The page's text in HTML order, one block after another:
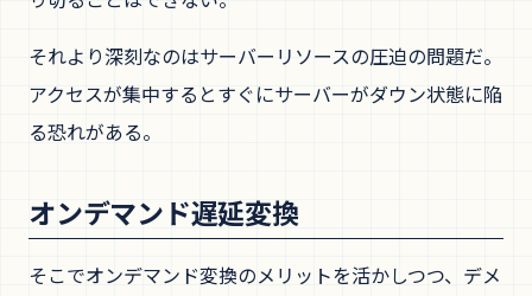
それより深刻なのはサーバーリソースの圧迫の問題だ。
アクセスが集中するとすぐにサーバーがダウン状態に陥
る恐れがある。
オンデマンド遅延変換
そこでオンデマンド変換のメリットを活かしつつ、デメ